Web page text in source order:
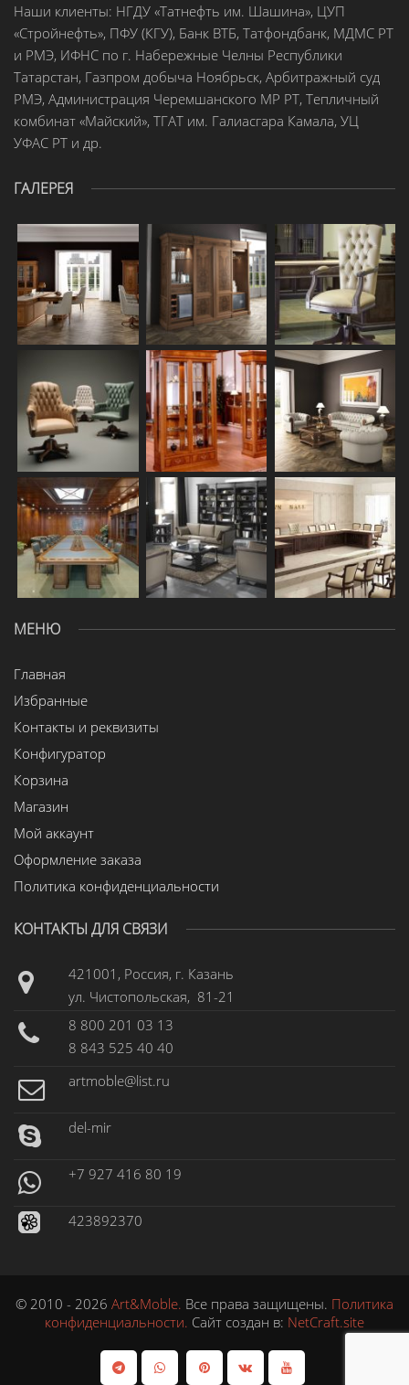
Наши клиенты: НГДУ «Татнефть им. Шашина», ЦУП
«Стройнефть», ПФУ (КГУ), Банк ВТБ, Татфондбанк, МДМС РТ
и РМЭ, ИФНС по г. Набережные Челны Республики
Татарстан, Газпром добыча Ноябрьск, Арбитражный суд
РМЭ, Администрация Черемшанского МР РТ, Тепличный
комбинат «Майский», ТГАТ им. Галиасгара Камала, УЦ
УФАС РТ и др.
ГАЛЕРЕЯ
МЕНЮ
Главная
Избранные
Контакты и реквизиты
Конфигуратор
Корзина
Магазин
Мой аккаунт
Оформление заказа
Политика конфиденциальности
КОНТАКТЫ ДЛЯ СВЯЗИ
421001, Россия, г. Казань
ул. Чистопольская, 81-21
8 800 201 03 13
8 843 525 40 40
artmoble@list.ru
del-mir
+7 927 416 80 19
423892370
© 2010 - 2026 Art&Moble. Все права защищены. Политика
конфиденциальности. Сайт создан в: NetCraft.site